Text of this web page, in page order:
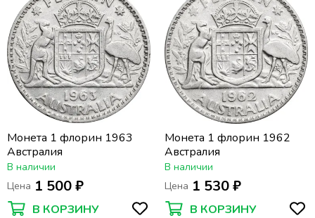
Монета 1 флорин 1963
Австралия
В наличии
Цена 1 500 ₽
В КОРЗИНУ
Монета 1 флорин 1962
Австралия
В наличии
Цена 1 530 ₽
В КОРЗИНУ